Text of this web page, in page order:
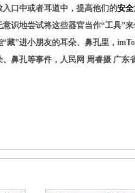
口中或者耳道中，提高他们的安全
识地尝试将这些器官当作“工具”
藏”进小朋友的耳朵、鼻孔里，
鼻孔等事件，人民网 周睿摄 广